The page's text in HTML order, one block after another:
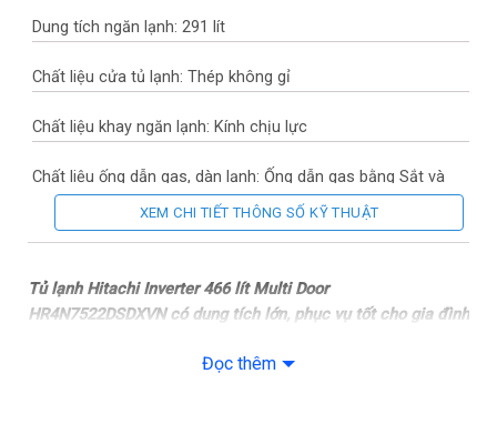
Dung tích ngăn lạnh: 291 lít
Chất liệu cửa tủ lạnh: Thép không gỉ
Chất liệu khay ngăn lạnh: Kính chịu lực
Chất liệu ống dẫn gas, dàn lạnh: Ống dẫn gas bằng Sắt và
Đồng – Lá tản nhiệt bằng Nhôm
Sản xuất tại: Trung Quốc
XEM CHI TIẾT THÔNG SỐ KỸ THUẬT
Tủ lạnh Hitachi Inverter 466 lít Multi Door
HR4N7522DSDXVN có dung tích lớn, phục vụ tốt cho gia đình
quả với nhiều công nghệ hiện đại. Ngoài ra còn giúp giữ tươi
Đọc thêm